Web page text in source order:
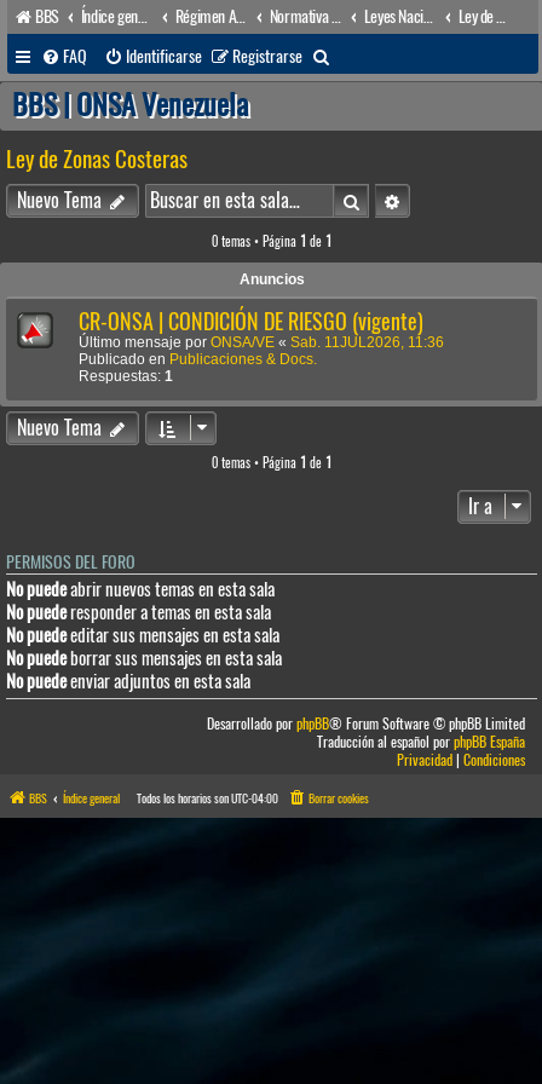
BBS Índice general Régimen Acuático venezolano Leyes Nacionales
FAQ
Identificarse Registrarse
u
a
r
BBS | ONSA Venezuela
Ley de Zonas Costeras
Nuevo Tema BuscarBúsqueda avanzada
0 temas • Página 1 de 1
Anuncios
CR-ONSA | CONDICIÓN DE RIESGO (vigente)
Último mensaje por ONSA/VE « Sab. 11JUL2026, 11:36
Publicado en Publicaciones & Docs.
Respuestas: 1
Nuevo Tema
0 temas • Página 1 de 1
Ir a
PERMISOS DEL FORO
No puedeabrir nuevos temas en esta sala
No puederesponder a temas en esta sala
No puedeeditar sus mensajes en esta sala
No puedeborrar sus mensajes en esta sala
No puedeenviar adjuntos en esta sala
Desarrollado porphpBB® Forum Software © phpBB Limited
Traducción al español porphpBB España
Privacidad|Condiciones
BBS Índice general Todos los horarios sonUTC-04:00 Borrar cookies